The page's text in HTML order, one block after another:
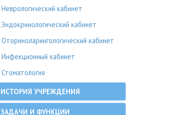
Неврологический кабинет
Эндокринологический кабинет
Оториноларингологический кабинет
Инфекционный кабинет
Стоматология
ИСТОРИЯ УЧРЕЖДЕНИЯ
ЗАДАЧИ И ФУНКЦИИ